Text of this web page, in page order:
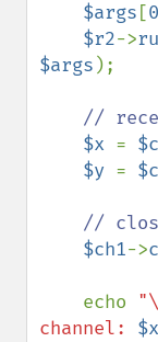
$args [0
$r2->
$args );
//
$x =
$y =
//
$ch1->
    echo
channel: $x